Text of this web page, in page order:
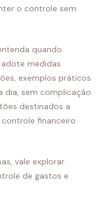
o controle sem
quando
medidas
exemplos práticos
dia, sem complicação.
destinados a
financeiro
vale explorar
de gastos e